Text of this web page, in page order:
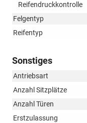
Reifendruckkontrolle
Felgentyp
Reifentyp
Sonstiges
Antriebsart
Anzahl Sitzplätze
Anzahl Türen
Erstzulassung